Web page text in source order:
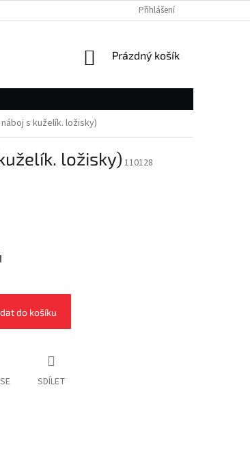
Přihlášení
NÁKUPNÍ
Prázdný košík
s kuželík. ložisky)
ložisky) 110128
do košíku
SDÍLET